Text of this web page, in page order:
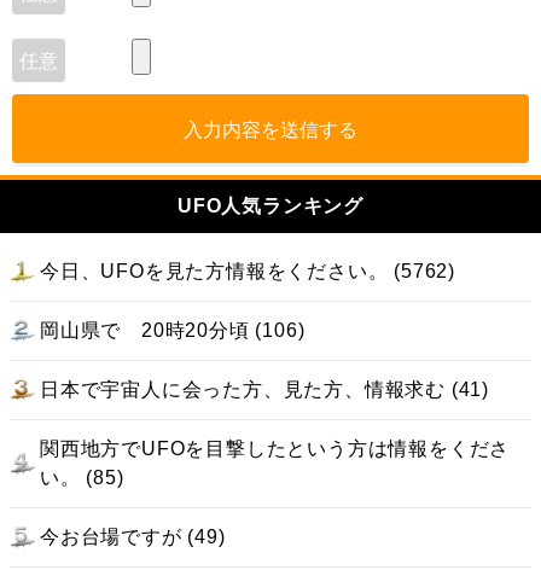
入力内容を送信する
UFO人気ランキング
今日、UFOを見た方情報をください。 (5762)
岡山県で 20時20分頃 (106)
日本で宇宙人に会った方、見た方、情報求む (41)
関西地方でUFOを目撃したという方は情報をくださ
い。 (85)
今お台場ですが (49)